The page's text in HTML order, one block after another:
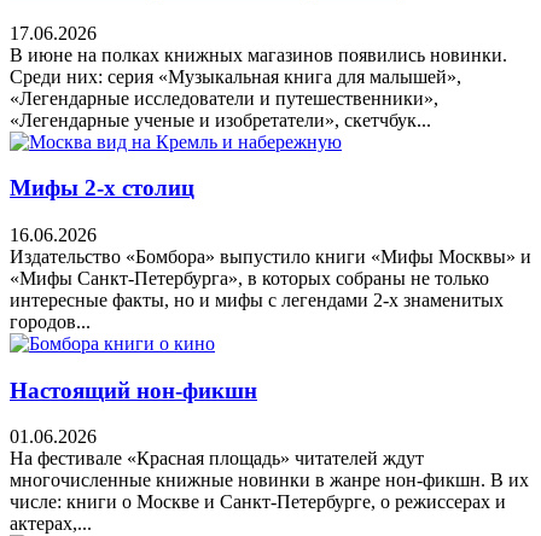
17.06.2026
В июне на полках книжных магазинов появились новинки.
Среди них: серия «Музыкальная книга для малышей»,
«Легендарные исследователи и путешественники»,
«Легендарные ученые и изобретатели», скетчбук...
Мифы 2-х столиц
16.06.2026
Издательство «Бомбора» выпустило книги «Мифы Москвы» и
«Мифы Санкт-Петербурга», в которых собраны не только
интересные факты, но и мифы с легендами 2-х знаменитых
городов...
Настоящий нон-фикшн
01.06.2026
На фестивале «Красная площадь» читателей ждут
многочисленные книжные новинки в жанре нон-фикшн. В их
числе: книги о Москве и Санкт-Петербурге, о режиссерах и
актерах,...